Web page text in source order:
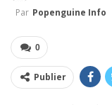
Par Popenguine Info
0
Publier